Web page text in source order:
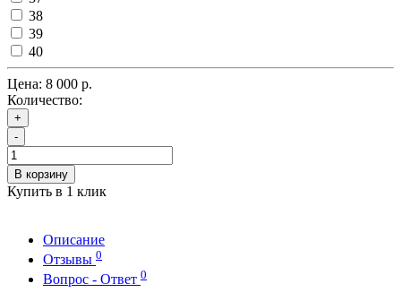
38
39
40
Цена: 8 000 р.
Количество:
+
-
В корзину
Купить в 1 клик
Описание
Отзывы 0
Вопрос - Ответ 0